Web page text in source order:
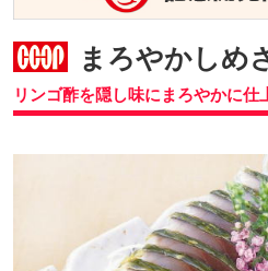
まろやかしめ
リンゴ酢を隠し味にまろやかに仕